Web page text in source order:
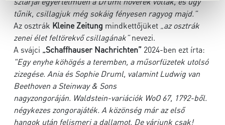
tűnik, csillagjuk még sokáig fényesen ragyog majd.”
Az osztrák Kleine Zeitung mindkettőjüket „az osztrák
zenei élet feltörekvő csillagának”nevezi.
A svájci „Schaffhauser Nachrichten” 2024-ben ezt írta:
"Egy enyhe köhögés a teremben, a műsorfüzetek utolsó
zizegése. Ania és Sophie Druml, valamint Ludwig van
Beethoven a Steinway & Sons
nagyzongoráján. Waldstein-variációk WoO 67, 1792-ből.
négykezes zongorajáték. A közönség már az első
hangok után felismeri a dallamot. De várjunk csak!